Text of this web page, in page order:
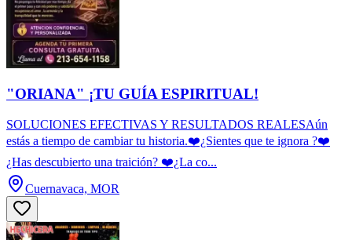
"ORIANA" ¡TU GUÍA ESPIRITUAL!
SOLUCIONES EFECTIVAS Y RESULTADOS REALESAún
estás a tiempo de cambiar tu historia.❤️¿Sientes que te ignora ?❤️
¿Has descubierto una traición? ❤️¿La co...
Cuernavaca, MOR